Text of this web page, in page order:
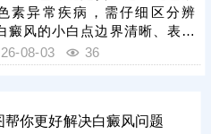
做起，养成健康生活习惯，面
，使肤色还原。
素异常疾病，需仔细区分辨
癜风的小白点边界清晰、表面
鳞屑，大小形态不一，会随时
、数量增多，可出现在全身各
样与生俱来，白斑形态稳定，
08-03 36
帮你更好解决白癜风问题